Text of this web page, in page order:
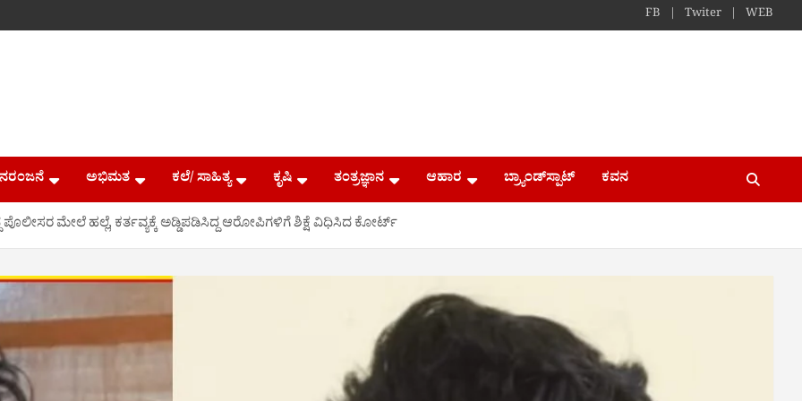
FB Twiter WEB
ಅಭಿಮತ ಕಲೆ/ ಸಾಹಿತ್ಯ ಕೃಷಿ ತಂತ್ರಜ್ಞಾನ ಆಹಾರ ಬ್ರ್ಯಾಂಡ್​ಸ್ಪಾಟ್ ಕವನ
ಪೊಲೀಸರ ಮೇಲೆ ಹಲ್ಲೆ, ಕರ್ತವ್ಯಕ್ಕೆ ಅಡ್ಡಿಪಡಿಸಿದ್ದ ಆರೋಪಿಗಳಿಗೆ ಶಿಕ್ಷೆ ವಿಧಿಸಿದ ಕೋರ್ಟ್